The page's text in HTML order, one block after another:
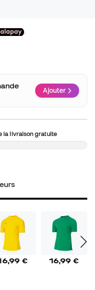
Ajouter
la livraison gratuite
€ 16,99 €